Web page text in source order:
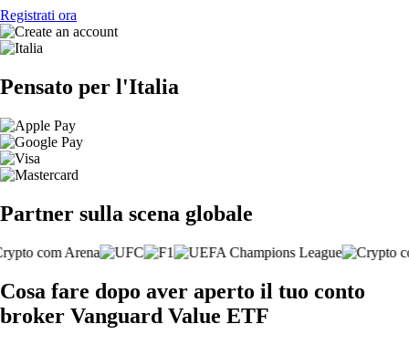
Registrati ora
Pensato per l'Italia
Partner sulla scena globale
Cosa fare dopo aver aperto il tuo conto
broker Vanguard Value ETF